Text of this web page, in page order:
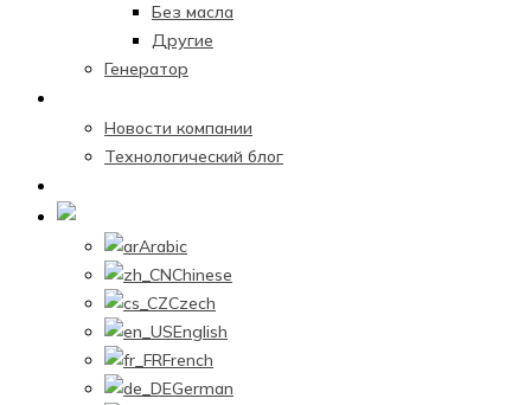
Без масла
Другие
Генератор
Новости компании
Технологический блог
Arabic
Chinese
Czech
English
French
German